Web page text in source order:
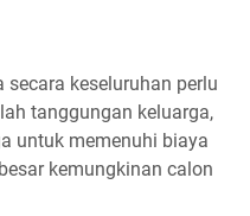
keseluruhan perlu
tanggungan keluarga,
untuk memenuhi biaya
kemungkinan calon